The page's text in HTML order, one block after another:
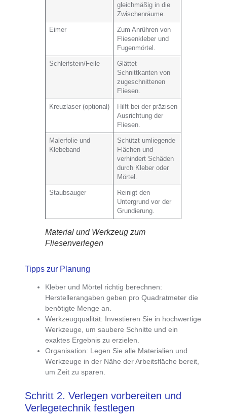
gleichmäßig in die
Zwischenräume.
Eimer
Zum Anrühren von
Fliesenkleber und
Fugenmörtel.
Schleifstein/Feile
Glättet
Schnittkanten von
zugeschnittenen
Fliesen.
Kreuzlaser (optional)
Hilft bei der präzisen
Ausrichtung der
Fliesen.
Malerfolie und
Klebeband
Schützt umliegende
Flächen und
verhindert Schäden
durch Kleber oder
Mörtel.
Staubsauger
Reinigt den
Untergrund vor der
Grundierung.
Material und Werkzeug zum
Fliesenverlegen
Tipps zur Planung
Kleber und Mörtel richtig berechnen:
Herstellerangaben geben pro Quadratmeter die
benötigte Menge an.
Werkzeugqualität: Investieren Sie in hochwertige
Werkzeuge, um saubere Schnitte und ein
exaktes Ergebnis zu erzielen.
Organisation: Legen Sie alle Materialien und
Werkzeuge in der Nähe der Arbeitsfläche bereit,
um Zeit zu sparen.
Schritt 2. Verlegen vorbereiten und
Verlegetechnik festlegen